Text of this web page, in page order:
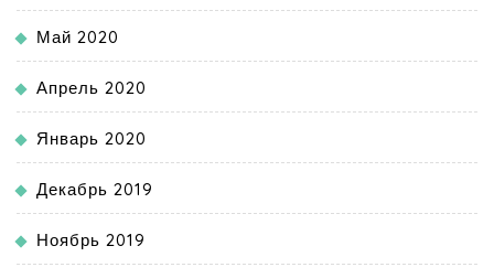
Май 2020
Апрель 2020
Январь 2020
Декабрь 2019
Ноябрь 2019